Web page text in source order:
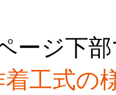
ージ下
着工式の